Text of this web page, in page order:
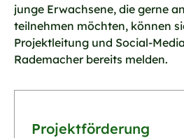
junge Erwachsene, die gerne
teilnehmen möchten, können
Projektleitung und Social-
Rademacher bereits melden.
Projektförderung